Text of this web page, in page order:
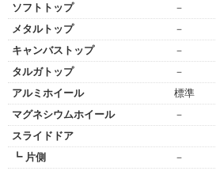
ソフトトップ
－
メタルトップ
－
キャンバストップ
－
タルガトップ
－
アルミホイール
標準
マグネシウムホイール
－
スライドドア
┗ 片側
－